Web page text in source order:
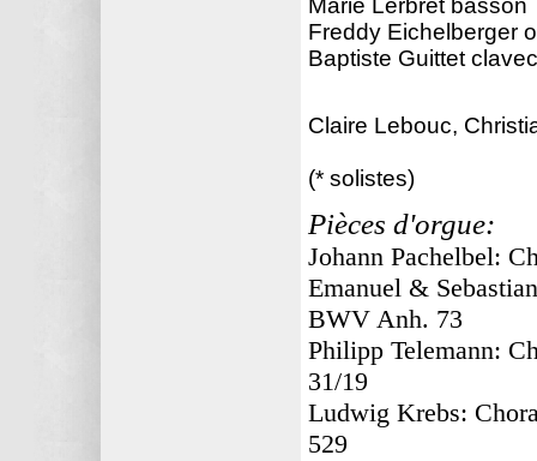
Marie Lerbret basson
Freddy Eichelberger
Baptiste Guittet
Claire Lebouc,
(* solistes)
Pièces d'orgue:
Johann Pachelbel:
Emanuel &
BWV Anh. 73
Philipp Telemann:
31/19
Ludwig Krebs:
529